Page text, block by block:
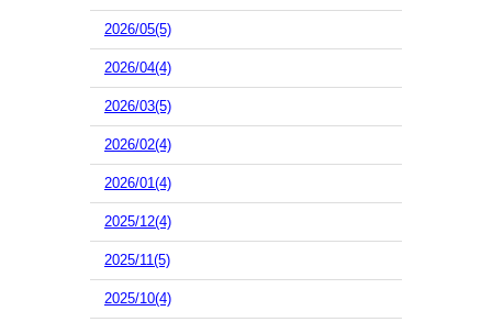
2026/05(5)
2026/04(4)
2026/03(5)
2026/02(4)
2026/01(4)
2025/12(4)
2025/11(5)
2025/10(4)